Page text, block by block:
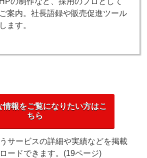
案内。社長語録や販売促進ツール
ます。
情報をご覧になりたい方はこ
ちら
サービスの詳細や実績などを掲載
ードできます。(19ページ)